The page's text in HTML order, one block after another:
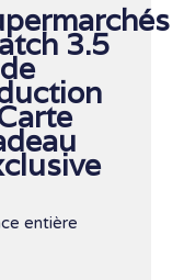
3.5
entière